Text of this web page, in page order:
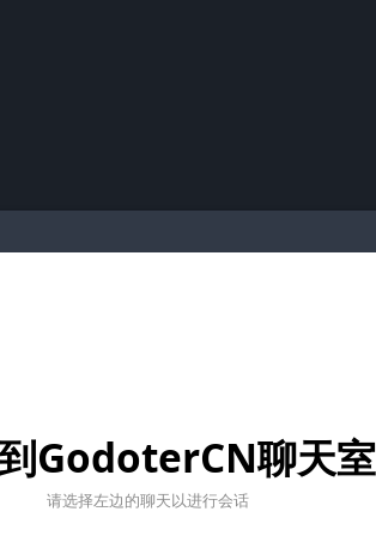
GodoterCN聊天室
请选择左边的聊天以进行会话